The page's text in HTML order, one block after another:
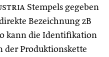
Stempels gegeben
Bezeichnung zB
kann die Identifikation
der Produktionskette